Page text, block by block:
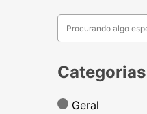
Categorias
Geral